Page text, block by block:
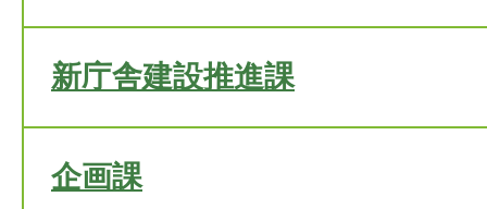
新庁舎建設推進課
企画課